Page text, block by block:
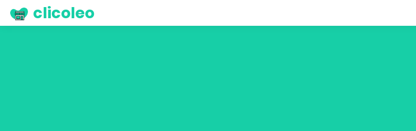
clicoleo